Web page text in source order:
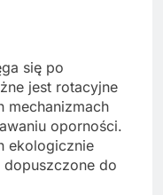
się po
jest rotacyjne
mechanizmach
oporności.
ekologicznie
dopuszczone do